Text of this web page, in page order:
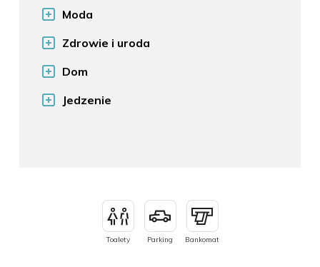
Moda
Zdrowie i uroda
Dom
Jedzenie
Toalety Parking Bankomat